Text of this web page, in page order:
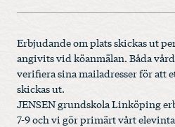
Erbjudande om plats skickas ut
angivits vid köanmälan. Båda
verifiera sina mailadresser för att
skickas ut.
JENSEN grundskola Linköping
7-9 och vi gör primärt vårt